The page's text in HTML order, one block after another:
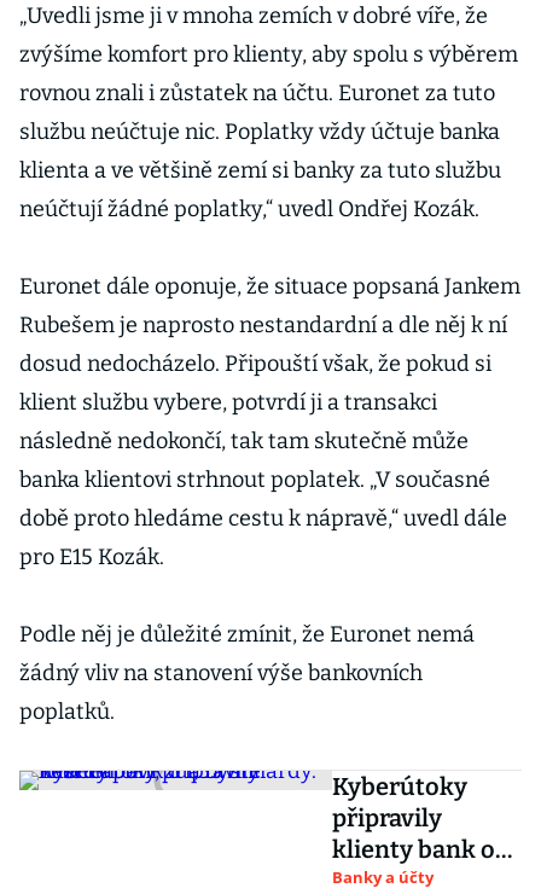
„Uvedli jsme ji v mnoha zemích v dobré víře, že
zvýšíme komfort pro klienty, aby spolu s výběrem
rovnou znali i zůstatek na účtu. Euronet za tuto
službu neúčtuje nic. Poplatky vždy účtuje banka
klienta a ve většině zemí si banky za tuto službu
neúčtují žádné poplatky,“ uvedl Ondřej Kozák.
Euronet dále oponuje, že situace popsaná Jankem
Rubešem je naprosto nestandardní a dle něj k ní
dosud nedocházelo. Připouští však, že pokud si
klient službu vybere, potvrdí ji a transakci
následně nedokončí, tak tam skutečně může
banka klientovi strhnout poplatek. „V současné
době proto hledáme cestu k nápravě,“ uvedl dále
pro E15 Kozák.
Podle něj je důležité zmínit, že Euronet nemá
žádný vliv na stanovení výše bankovních
poplatků.
Kyberútoky
připravily
klienty bank o
1,35 miliardy.
Banky a účty